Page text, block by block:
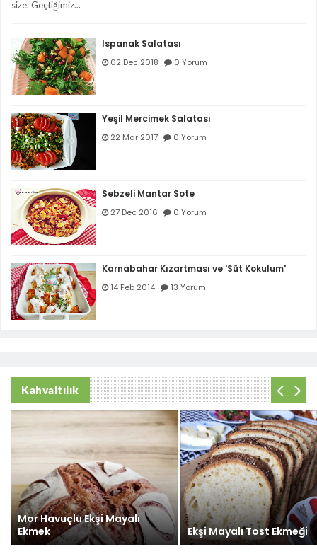
size. Geçtiğimiz...
Ispanak Salatası
02 Dec 2018 0 Yorum
Yeşil Mercimek Salatası
22 Mar 2017 0 Yorum
Sebzeli Mantar Sote
27 Dec 2016 0 Yorum
Karnabahar Kızartması ve 'Süt Kokulum'
14 Feb 2014 13 Yorum
Kahvaltılık
Mor Havuçlu Ekşi Mayalı
Ekmek
Ekşi Mayalı Tost Ekmeği